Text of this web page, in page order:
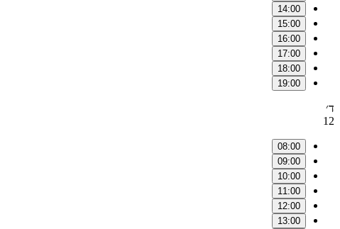
14:00
15:00
16:00
17:00
18:00
19:00
ד׳
12
08:00
09:00
10:00
11:00
12:00
13:00